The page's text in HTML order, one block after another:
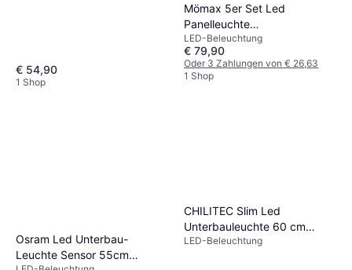
€ 54,90
1 Shop
Mömax 5er Set Led
Panelleuchte
Unterbauleuchte Küchen
Licht Led Silber
Garderobenbeleuchtung
LED-Beleuchtung
€ 79,90
Oder 3 Zahlungen von € 26,63
1 Shop
Osram Led Unterbau-
Leuchte Sensor 55cm
CHILITEC Slim Led
Unterbauleuchte 60 cm
10w/230v Cct Kalt & Warm-
LED-Beleuchtung